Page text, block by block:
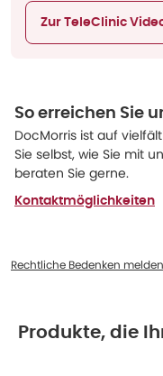
Zur TeleClinic
So erreichen Sie
DocMorris ist auf
Sie selbst, wie Sie mit
beraten Sie gerne.
Kontaktmöglichkeiten
Rechtliche Bedenken melden
Produkte, die